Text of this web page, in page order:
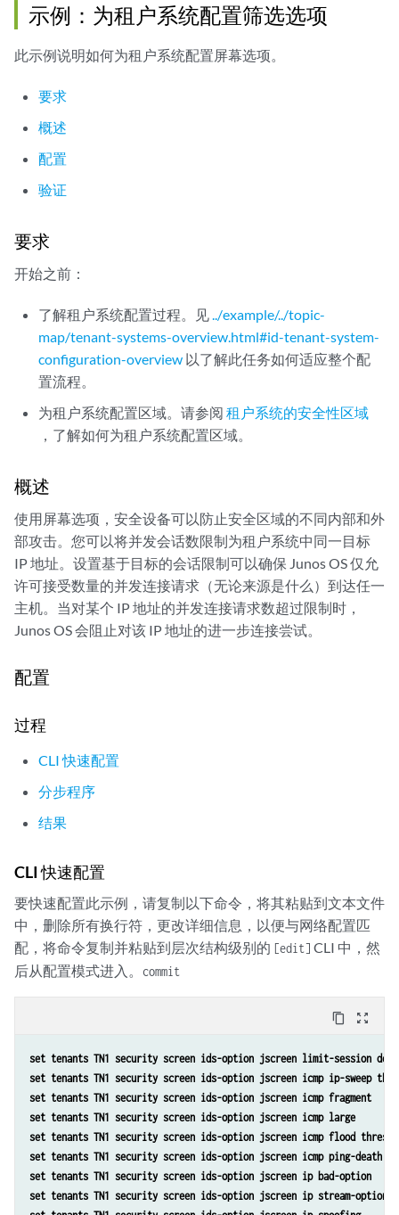
示例：为租户系统配置筛选选项
此示例说明如何为租户系统配置屏幕选项。
要求
概述
配置
验证
要求
开始之前：
了解租户系统配置过程。见 ../example/../topic-
map/tenant-systems-overview.html#id-tenant-system-
configuration-overview 以了解此任务如何适应整个配
置流程。
为租户系统配置区域。请参阅租户系统的安全性区域
，了解如何为租户系统配置区域。
概述
使用屏幕选项，安全设备可以防止安全区域的不同内部和外
部攻击。您可以将并发会话数限制为租户系统中同一目标
IP 地址。设置基于目标的会话限制可以确保 Junos OS 仅允
许可接受数量的并发连接请求（无论来源是什么）到达任一
主机。当对某个 IP 地址的并发连接请求数超过限制时，
Junos OS 会阻止对该 IP 地址的进一步连接尝试。
配置
过程
CLI 快速配置
分步程序
结果
CLI 快速配置
要快速配置此示例，请复制以下命令，将其粘贴到文本文件
中，删除所有换行符，更改详细信息，以便与网络配置匹
配，将命令复制并粘贴到层次结构级别的 [edit] CLI 中，然
后从配置模式进入。
commit
content_copy zoom_out_map
set tenants TN1 security screen ids-option jscreen limit-session
set tenants TN1 security screen ids-option jscreen icmp ip-sweep
set tenants TN1 security screen ids-option jscreen icmp fragment
set tenants TN1 security screen ids-option jscreen icmp large
set tenants TN1 security screen ids-option jscreen icmp flood
set tenants TN1 security screen ids-option jscreen icmp ping-death
set tenants TN1 security screen ids-option jscreen ip bad-option
set tenants TN1 security screen ids-option jscreen ip stream-option